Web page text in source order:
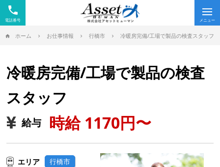
phone
ホーム お仕事情報 行橋市 冷暖房完備/工場で製品の検査スタッフ
冷暖房完備/工場で製品の検査
スタッフ
給与 時給 1170円〜
エリア 行橋市